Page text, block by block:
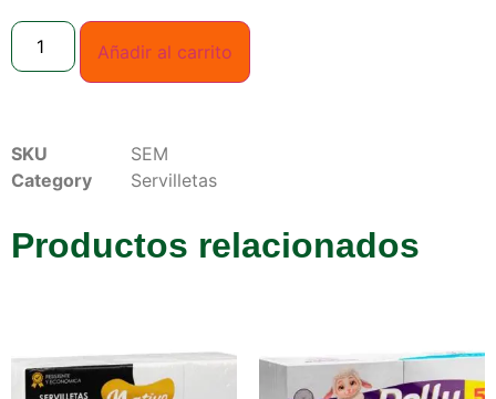
Añadir al carrito
SKU
SEM
Category
Servilletas
Productos relacionados